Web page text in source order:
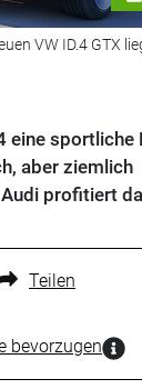
VW ID.4 GTX
eine sportliche
aber ziemlich
profitiert
Teilen
bevorzugen